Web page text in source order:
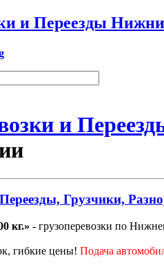
и Переезды
и
Грузчики,
кг.» - грузоперевозки по
гибкие цены! Подача